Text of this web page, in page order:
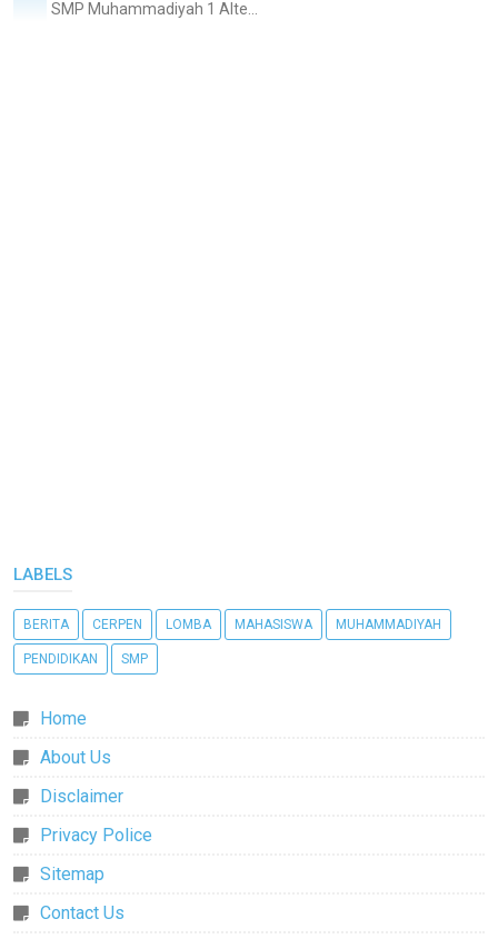
SMP Muhammadiyah 1 Alte...
LABELS
BERITA CERPEN LOMBA MAHASISWA MUHAMMADIYAH
PENDIDIKAN SMP
Home
About Us
Disclaimer
Privacy Police
Sitemap
Contact Us